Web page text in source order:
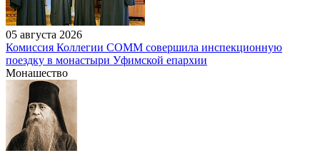
05 августа 2026
Комиссия Коллегии СОММ совершила инспекционную
поездку в монастыри Уфимской епархии
Монашество